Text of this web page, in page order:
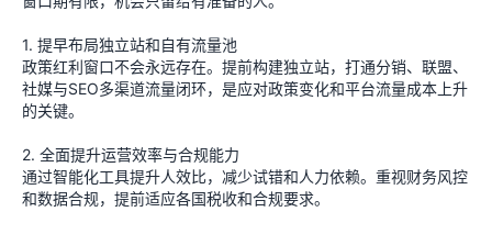
1. 提早布局独立站和自有流量池
政策红利窗口不会永远存在。提前构建独立站，打通分销、联盟、
社媒与SEO多渠道流量闭环，是应对政策变化和平台流量成本上升
的关键。
2. 全面提升运营效率与合规能力
通过智能化工具提升人效比，减少试错和人力依赖。重视财务风控
和数据合规，提前适应各国税收和合规要求。